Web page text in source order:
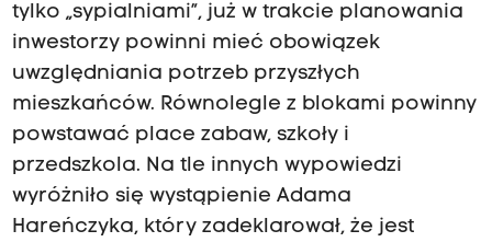
tylko „sypialniami”, już w trakcie planowania
inwestorzy powinni mieć obowiązek
uwzględniania potrzeb przyszłych
mieszkańców. Równolegle z blokami powinny
powstawać place zabaw, szkoły i
przedszkola. Na tle innych wypowiedzi
wyróżniło się wystąpienie Adama
Hareńczyka, który zadeklarował, że jest